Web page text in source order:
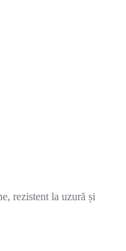
rezistent la uzură și